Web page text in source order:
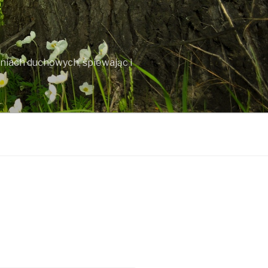
duchowych, śpiewając i